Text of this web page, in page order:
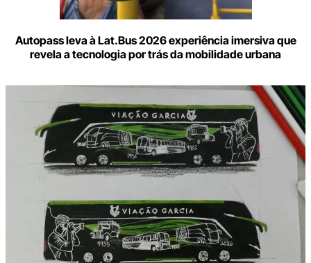
Autopass leva à Lat.Bus 2026 experiência imersiva que
revela a tecnologia por trás da mobilidade urbana